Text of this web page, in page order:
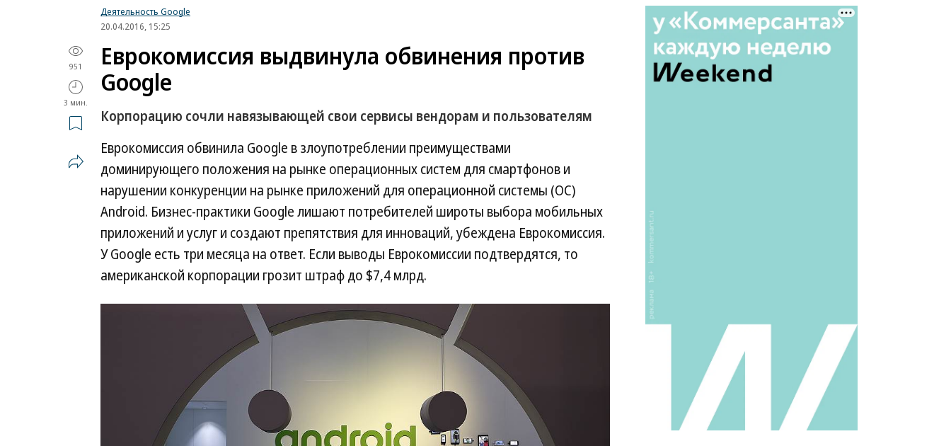
Деятельность Google
20.04.2016, 15:25
951
3 мин.
Еврокомиссия выдвинула обвинения против
Google
Корпорацию сочли навязывающей свои сервисы вендорам и пользователям
Еврокомиссия обвинила Google в злоупотреблении преимуществами
доминирующего положения на рынке операционных систем для смартфонов и
нарушении конкуренции на рынке приложений для операционной системы (ОС)
Android. Бизнес-практики Google лишают потребителей широты выбора мобильных
приложений и услуг и создают препятствия для инноваций, убеждена Еврокомиссия.
У Google есть три месяца на ответ. Если выводы Еврокомиссии подтвердятся, то
американской корпорации грозит штраф до $7,4 млрд.